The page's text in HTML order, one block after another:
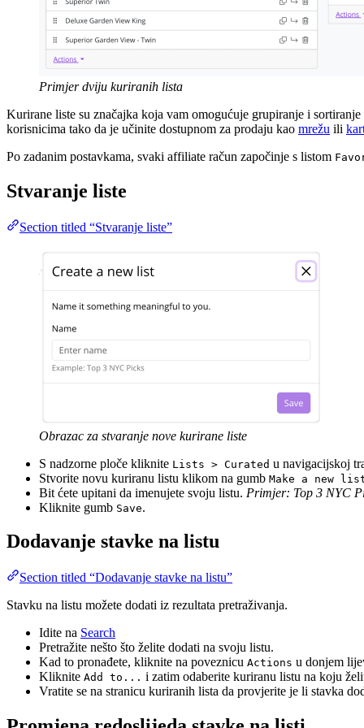
Primjer dviju kuriranih lista
Kurirane liste su značajka koja vam omogućuje grupiranje i
korisnicima tako da je učinite dostupnom za prodaju kao mrežu ili
Po zadanim postavkama, svaki affiliate račun započinje s listom
Stvaranje liste
Section titled “Stvaranje liste”
Obrazac za stvaranje nove kurirane liste
S nadzorne ploče kliknite Lists > Curated u navigacijskoj
Stvorite novu kuriranu listu klikom na gumb Make a new
Bit ćete upitani da imenujete svoju listu. Primjer: Top 3 NYC
Kliknite gumb Save.
Dodavanje stavke na listu
Section titled “Dodavanje stavke na listu”
Stavku na listu možete dodati iz rezultata pretraživanja.
Idite na Search
Pretražite nešto što želite dodati na svoju listu.
Kad to pronađete, kliknite na poveznicu Actions u donjem
Kliknite Add to... i zatim odaberite kuriranu listu na koju
Vratite se na stranicu kuriranih lista da provjerite je li stavka